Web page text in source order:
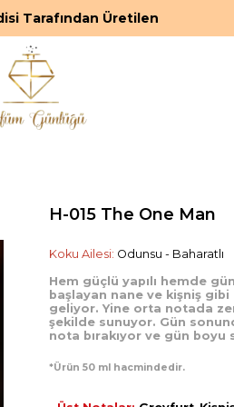
Tarafından Üretilen
H-015 The One Man
Koku Ailesi: Odunsu - Baharatlı
Hem güçlü yapılı hemde
başlayan nane ve kişniş
geliyor. Yine orta notada
şekilde sunuyor. Gün
nota bırakıyor ve gün
*Ürün 50 ml hacmindedir.